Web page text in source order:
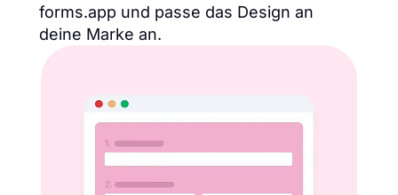
forms.app und passe das Design an
deine Marke an.